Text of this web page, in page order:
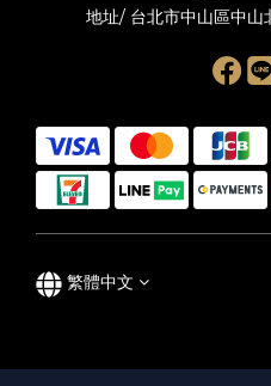
地址/ 台北市中山區中山
繁體中文